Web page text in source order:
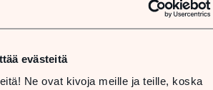
evästeitä
Ne ovat kivoja meille ja teille, koska